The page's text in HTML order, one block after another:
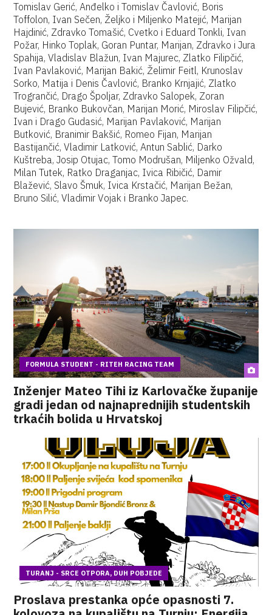
Tomislav Gerić, Anđelko i Tomislav Čavlović, Boris
Toffolon, Ivan Sečen, Željko i Miljenko Matejić, Marijan
Hajdinić, Zdravko Tomašić, Cvetko i Eduard Tonkli, Ivan
Požar, Hinko Toplak, Goran Puntar, Marijan, Zdravko i Jura
Spahija, Vladislav Blažun, Ivan Majurec, Zlatko Filipčić,
Ivan Pavlaković, Marijan Bakić, Želimir Feitl, Krunoslav
Sorko, Matija i Denis Čavlović, Branko Krnjajić, Zlatko
Trogrančić, Drago Špoljar, Zdravko Salopek, Zoran
Bujević, Branko Bukovčan, Marijan Morić, Miroslav Filipčić,
Ivan i Drago Gudasić, Marijan Pavlaković, Marijan
Butković, Branimir Bakšić, Romeo Fijan, Marijan
Bastijančić, Vladimir Latković, Antun Sablić, Darko
Kuštreba, Josip Otujac, Tomo Modrušan, Miljenko Ožvald,
Milan Tutek, Ratko Draganjac, Ivica Ribičić, Damir
Blažević, Slavo Šmuk, Ivica Krstačić, Marijan Bežan,
Bruno Silić, Vladimir Vojak i Branko Japec.
FORMULA STUDENT - RITEH RACING TEAM
Inženjer Mateo Tihi iz Karlovačke županije
gradi jedan od najnaprednijih studentskih
trkaćih bolida u Hrvatskoj
TURANJ - SRCE OTPORA, DUH POBJEDE
Proslava prestanka opće opasnosti 7.